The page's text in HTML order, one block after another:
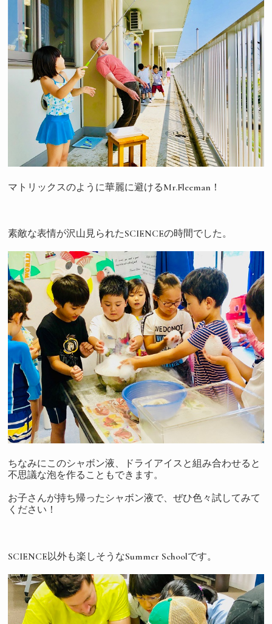
マトリックスのように華麗に避けるMr.Fleeman！
素敵な表情が沢山見られたSCIENCEの時間でした。
ちなみにこのシャボン液、ドライアイスと組み合わせると
不思議な泡を作ることもできます。
お子さんが持ち帰ったシャボン液で、ぜひ色々試してみて
ください！
SCIENCE以外も楽しそうなSummer Schoolです。